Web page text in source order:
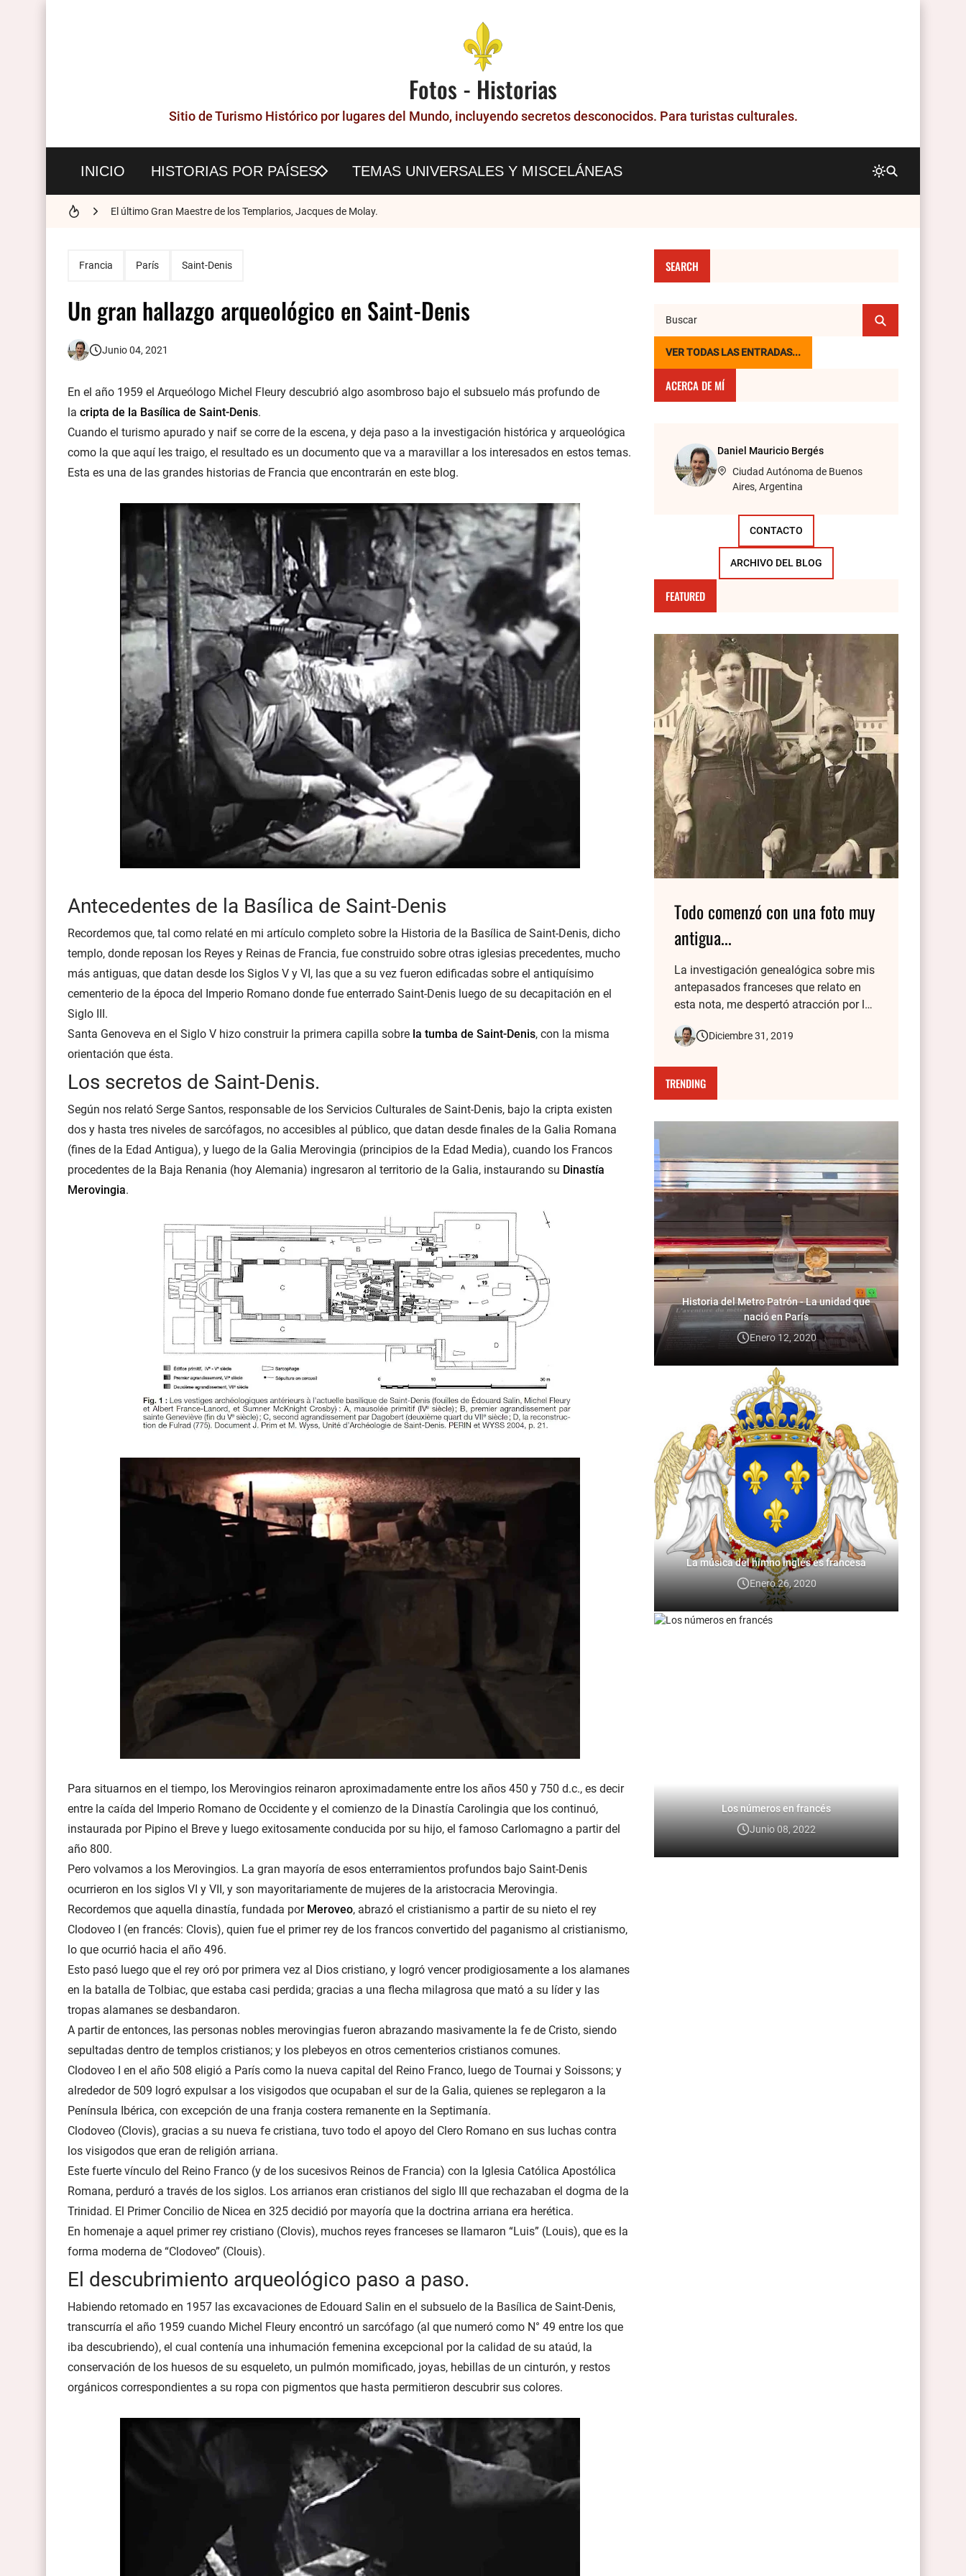
Fotos - Historias
Sitio de Turismo Histórico por lugares del Mundo, incluyendo secretos desconocidos. Para turistas culturales.
INICIO HISTORIAS POR PAÍSES TEMAS UNIVERSALES Y MISCELÁNEAS
La música del himno inglés es francesa
Los números en francés
El último Gran Maestre de los Templarios, Jacques de Molay.
Historia de Nimes - La Roma francesa
Francia
París Saint-Denis
Un gran hallazgo arqueológico en Saint-Denis
Junio 04, 2021
En el año 1959 el Arqueólogo Michel Fleury descubrió algo asombroso bajo el subsuelo más profundo de
la cripta de la Basílica de Saint-Denis.
Cuando el turismo apurado y naif se corre de la escena, y deja paso a la investigación histórica y arqueológica
como la que aquí les traigo, el resultado es un documento que va a maravillar a los interesados en estos temas.
Esta es una de las grandes historias de Francia que encontrarán en este blog.
Antecedentes de la Basílica de Saint-Denis
Recordemos que, tal como relaté en mi artículo completo sobre la Historia de la Basílica de Saint-Denis, dicho
templo, donde reposan los Reyes y Reinas de Francia, fue construido sobre otras iglesias precedentes, mucho
más antiguas, que datan desde los Siglos V y VI, las que a su vez fueron edificadas sobre el antiquísimo
cementerio de la época del Imperio Romano donde fue enterrado Saint-Denis luego de su decapitación en el
Siglo III.
Santa Genoveva en el Siglo V hizo construir la primera capilla sobre la tumba de Saint-Denis, con la misma
orientación que ésta.
Los secretos de Saint-Denis.
Según nos relató Serge Santos, responsable de los Servicios Culturales de Saint-Denis, bajo la cripta existen
dos y hasta tres niveles de sarcófagos, no accesibles al público, que datan desde finales de la Galia Romana
(fines de la Edad Antigua), y luego de la Galia Merovingia (principios de la Edad Media), cuando los Francos
procedentes de la Baja Renania (hoy Alemania) ingresaron al territorio de la Galia, instaurando su Dinastía
Merovingia.
Para situarnos en el tiempo, los Merovingios reinaron aproximadamente entre los años 450 y 750 d.c., es decir
entre la caída del Imperio Romano de Occidente y el comienzo de la Dinastía Carolingia que los continuó,
instaurada por Pipino el Breve y luego exitosamente conducida por su hijo, el famoso Carlomagno a partir del
año 800.
Pero volvamos a los Merovingios. La gran mayoría de esos enterramientos profundos bajo Saint-Denis
ocurrieron en los siglos VI y VII, y son mayoritariamente de mujeres de la aristocracia Merovingia.
Recordemos que aquella dinastía, fundada por Meroveo, abrazó el cristianismo a partir de su nieto el rey
Clodoveo I (en francés: Clovis), quien fue el primer rey de los francos convertido del paganismo al cristianismo,
lo que ocurrió hacia el año 496.
Esto pasó luego que el rey oró por primera vez al Dios cristiano, y logró vencer prodigiosamente a los alamanes
en la batalla de Tolbiac, que estaba casi perdida; gracias a una flecha milagrosa que mató a su líder y las
tropas alamanes se desbandaron.
A partir de entonces, las personas nobles merovingias fueron abrazando masivamente la fe de Cristo, siendo
sepultadas dentro de templos cristianos; y los plebeyos en otros cementerios cristianos comunes.
Clodoveo I en el año 508 eligió a París como la nueva capital del Reino Franco, luego de Tournai y Soissons; y
alrededor de 509 logró expulsar a los visigodos que ocupaban el sur de la Galia, quienes se replegaron a la
Península Ibérica, con excepción de una franja costera remanente en la Septimanía.
Clodoveo (Clovis), gracias a su nueva fe cristiana, tuvo todo el apoyo del Clero Romano en sus luchas contra
los visigodos que eran de religión arriana.
Este fuerte vínculo del Reino Franco (y de los sucesivos Reinos de Francia) con la Iglesia Católica Apostólica
Romana, perduró a través de los siglos. Los arrianos eran cristianos del siglo III que rechazaban el dogma de la
Trinidad. El Primer Concilio de Nicea en 325 decidió por mayoría que la doctrina arriana era herética.
En homenaje a aquel primer rey cristiano (Clovis), muchos reyes franceses se llamaron “Luis” (Louis), que es la
forma moderna de “Clodoveo” (Clouis).
El descubrimiento arqueológico paso a paso.
Habiendo retomado en 1957 las excavaciones de Edouard Salin en el subsuelo de la Basílica de Saint-Denis,
transcurría el año 1959 cuando Michel Fleury encontró un sarcófago (al que numeró como N° 49 entre los que
iba descubriendo), el cual contenía una inhumación femenina excepcional por la calidad de su ataúd, la
conservación de los huesos de su esqueleto, un pulmón momificado, joyas, hebillas de un cinturón, y restos
orgánicos correspondientes a su ropa con pigmentos que hasta permitieron descubrir sus colores.
SEARCH
VER TODAS LAS ENTRADAS...
ACERCA DE MÍ
Daniel Mauricio Bergés
Ciudad Autónoma de Buenos
Aires, Argentina
CONTACTO
ARCHIVO DEL BLOG
FEATURED
Todo comenzó con una foto muy
antigua...
La investigación genealógica sobre mis
antepasados franceses que relato en
esta nota, me despertó atracción por la
Historia de cada lugar del Mundo que
visito. Todas las fotos de mis viajes
vieja foto de mis bisabuelos fr…
Diciembre 31, 2019
TRENDING
Historia del Metro Patrón - La unidad que
nació en París
Enero 12, 2020
La música del himno inglés es francesa
Enero 26, 2020
Los números en francés
Junio 08, 2022